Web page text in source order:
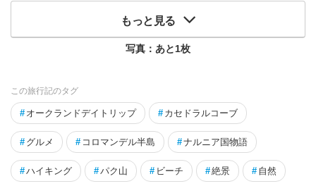
もっと見る
写真：あと1枚
この旅行記のタグ
# オークランドデイトリップ # カセドラルコーブ
# グルメ # コロマンデル半島 #ナルニア国物語
#ハイキング #パク山 # ビーチ #絶景 # 自然